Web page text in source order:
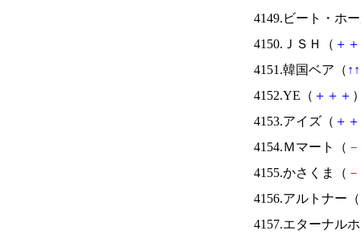
4149.ビート・ホ
4150.ＪＳＨ（ ＋ ＋
4151.韓国ベア（ ↑ ↑
4152.YE（ ＋ ＋ ＋
4153.アイズ（ ＋ ＋
4154.Ｍマート（ －
4155.かさくま（ －
4156.アルトナー（
4157.エターナル